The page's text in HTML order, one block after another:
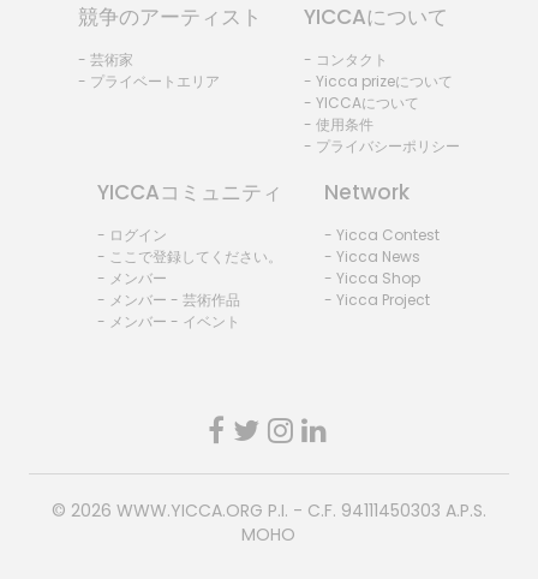
競争のアーティスト
- 芸術家
- プライベートエリア
YICCAについて
- コンタクト
- Yicca prizeについて
- YICCAについて
- 使用条件
- プライバシーポリシー
YICCAコミュニティ
- ログイン
- ここで登録してください。
- メンバー
- メンバー - 芸術作品
- メンバー - イベント
Network
- Yicca Contest
- Yicca News
- Yicca Shop
- Yicca Project
© 2026 WWW.YICCA.ORG P.I. - C.F. 94111450303 A.P.S.
MOHO